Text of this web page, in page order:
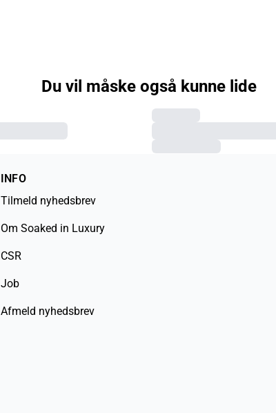
Du vil måske også kunne lide
INFO
Tilmeld nyhedsbrev
Om Soaked in Luxury
CSR
Job
Afmeld nyhedsbrev